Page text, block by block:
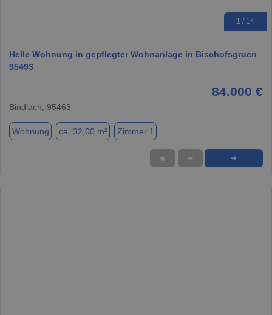
1 / 14
Helle Wohnung in gepflegter Wohnanlage in Bischofsgruen
95493
84.000 €
Bindlach, 95463
Wohnung ca. 32,00 m² Zimmer 1
★ ➦ ➜